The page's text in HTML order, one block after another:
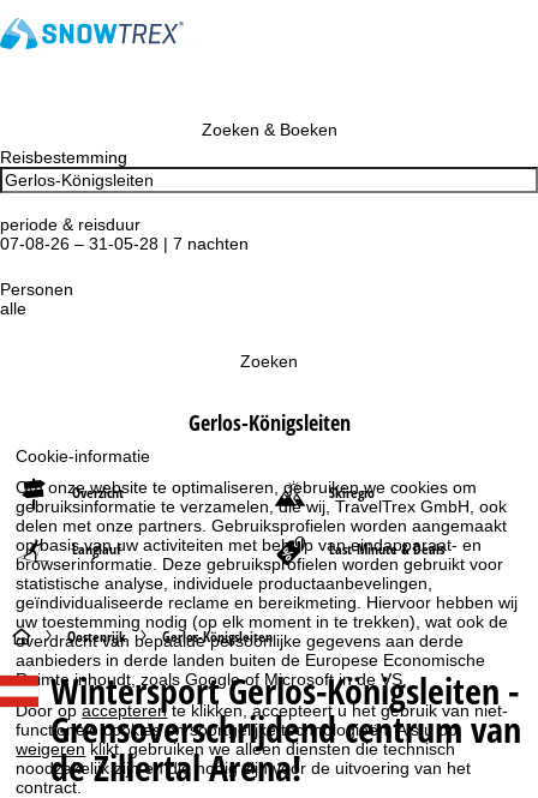
Cookie-informatie
Om onze website te optimaliseren, gebruiken we cookies om
gebruiksinformatie te verzamelen, die wij, TravelTrex GmbH, ook
delen met onze partners. Gebruiksprofielen worden aangemaakt
op basis van uw activiteiten met behulp van eindapparaat- en
browserinformatie. Deze gebruiksprofielen worden gebruikt voor
statistische analyse, individuele productaanbevelingen,
geïndividualiseerde reclame en bereikmeting. Hiervoor hebben wij
uw toestemming nodig (op elk moment in te trekken), wat ook de
overdracht van bepaalde persoonlijke gegevens aan derde
aanbieders in derde landen buiten de Europese Economische
Ruimte inhoudt, zoals Google of Microsoft in de VS.
Door opaccepterente klikken, accepteert u het gebruik van niet-
functionele cookies en soortgelijke technologieën. Als u op
weigerenklikt, gebruiken we alleen diensten die technisch
noodzakelijk zijn en die nodig zijn voor de uitvoering van het
contract.
Zoeken & Boeken
Reisbestemming
periode & reisduur
07-08-26 – 31-05-28 | 7 nachten
Personen
alle
Zoeken
Gerlos-Königsleiten
Overzicht Skiregio
Langlauf Last-Minute & Deals
S
t
a
r
Oostenrijk Gerlos-Königsleiten
Wintersport Gerlos-Königsleiten -
Grensoverschrijdend centrum van
de Zillertal Arena!